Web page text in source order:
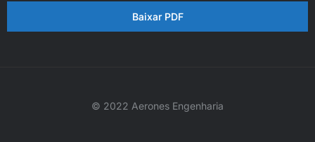
Baixar PDF
© 2022 Aerones Engenharia